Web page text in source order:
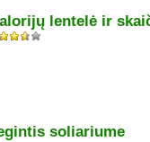
lentelė ir
soliariume